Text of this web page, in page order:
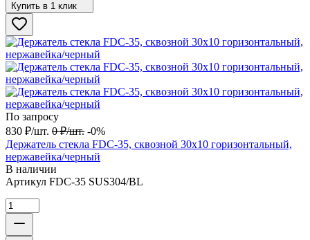
Купить в 1 клик
По запросу
830 ₽/шт. 0 ₽/шт. -0%
Держатель стекла FDC-35, сквозной 30х10 горизонтальный,
нержавейка/черный
В наличии
Артикул FDC-35 SUS304/BL